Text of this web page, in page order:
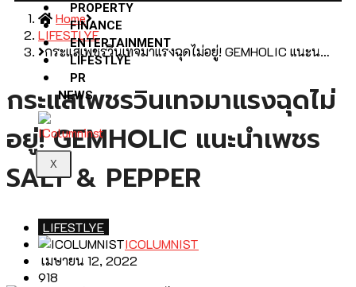
PROPERTY
FINANCE
ENTERTAINMENT
LIFESTLYE
PR
NEWS
X
Home
LIFESTLYE
กระแสเพชรวินเทจมาแรงฉุดไม่อยู่! GEMHOLIC แนะน…
กระแสเพชรวินเทจมาแรงฉุดไม่
อยู่! GEMHOLIC แนะนำเพชร
SALT & PEPPER
LIFESTLYE
ICOLUMNIST
เมษายน 12, 2022
918